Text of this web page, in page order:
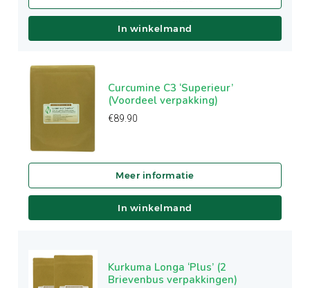
In winkelmand
Curcumine C3 ‘Superieur’
(Voordeel verpakking)
€89.90
In winkelmand
Kurkuma Longa ‘Plus’ (2
Brievenbus verpakkingen)